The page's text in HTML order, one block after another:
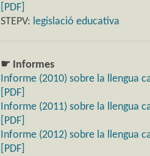
[PDF]
STEPV: legislació educativa
☛ Informes
Informe (2010) sobre la llengua
[PDF]
Informe (2011) sobre la llengua
[PDF]
Informe (2012) sobre la llengua
[PDF]